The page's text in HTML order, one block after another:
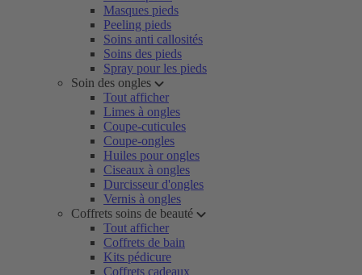
Masques pieds
Peeling pieds
Soins anti callosités
Soins des pieds
Spray pour les pieds
Soin des ongles
Tout afficher
Limes à ongles
Coupe-cuticules
Coupe-ongles
Huiles pour ongles
Ciseaux à ongles
Durcisseur d'ongles
Vernis à ongles
Coffrets soins de beauté
Tout afficher
Coffrets de bain
Kits pédicure
Coffrets cadeaux